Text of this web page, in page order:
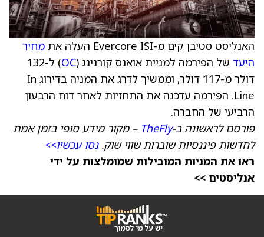
האנליסט סטיבן קים מ-Evercore ISI העלה את
מחיר
היעד של הפירמה למניית אואנס קורנינג (OC
) ל-132
דולר מ-117 דולר, וממשיך לדרג את המניה בדירוג In
Line. הפירמה עדכנה את התחזיות לאחר דוח הרבעון
הרביעי של החברה.
פורסם לראשונה ב-TheFly – מקור מידע סופי בזמן אמת
לחדשות פיננסיות שוברות שווי שוק.נסו עכשיו>>
ראו את המניות המובילות שמומלצות על ידי
אנליסטים >>